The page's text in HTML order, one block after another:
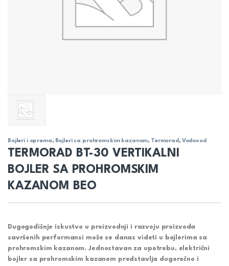
Bojleri i oprema, Bojleri sa prohromskim kazanom, Termorad , Vodovod
TERMORAD BT-30 VERTIKALNI
BOJLER SA PROHROMSKIM
KAZANOM BEO
Dugogodišnje iskustvo u proizvodnji i razvoju proizvoda
savršenih performansi može se danas videti u bojlerima sa
prohromskim kazanom. Jednostavan za upotrebu, električni
bojler sa prohromskim kazanom predstavlja dugoročno i